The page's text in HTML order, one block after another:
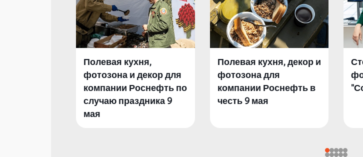
Полевая кухня,
фотозона и декор для
компании Роснефть по
случаю праздника 9
мая
Полевая кухня, декор и
фотозона для
компании Роснефть в
честь 9 мая